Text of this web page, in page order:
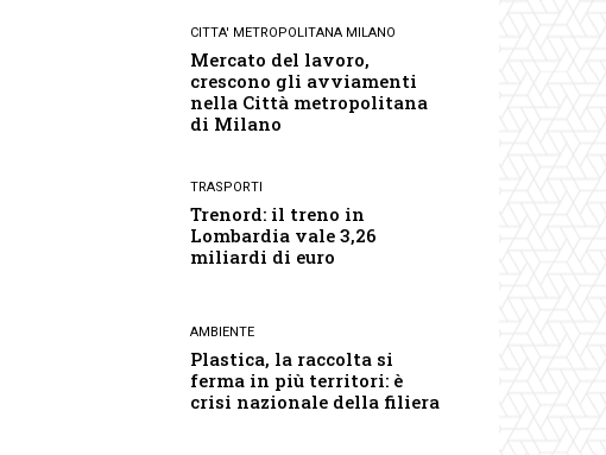
CITTA' METROPOLITANA MILANO
Mercato del lavoro,
crescono gli avviamenti
nella Città metropolitana
di Milano
TRASPORTI
Trenord: il treno in
Lombardia vale 3,26
miliardi di euro
AMBIENTE
Plastica, la raccolta si
ferma in più territori: è
crisi nazionale della filiera